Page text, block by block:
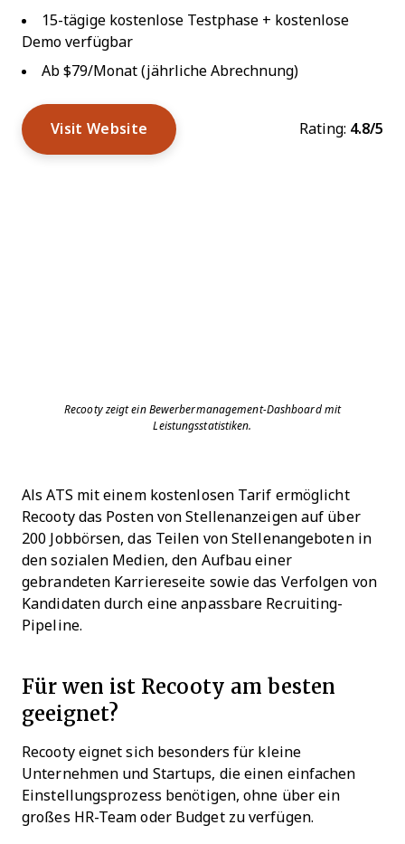
15-tägige kostenlose Testphase + kostenlose
Demo verfügbar
Ab $79/Monat (jährliche Abrechnung)
Visit Website Rating: 4.8/5
Recooty zeigt ein Bewerbermanagement-Dashboard mit
Leistungsstatistiken.
Als ATS mit einem kostenlosen Tarif ermöglicht
Recooty das Posten von Stellenanzeigen auf über
200 Jobbörsen, das Teilen von Stellenangeboten in
den sozialen Medien, den Aufbau einer
gebrandeten Karriereseite sowie das Verfolgen von
Kandidaten durch eine anpassbare Recruiting-
Pipeline.
Für wen ist Recooty am besten
geeignet?
Recooty eignet sich besonders für kleine
Unternehmen und Startups, die einen einfachen
Einstellungsprozess benötigen, ohne über ein
großes HR-Team oder Budget zu verfügen.